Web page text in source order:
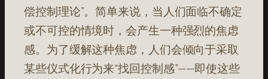
偿控制理论”。简单来说，当人们面临不确定
或不可控的情境时，会产生一种强烈的焦虑
感。为了缓解这种焦虑，人们会倾向于采取
某些仪式化行为来“找回控制感”——即使这些